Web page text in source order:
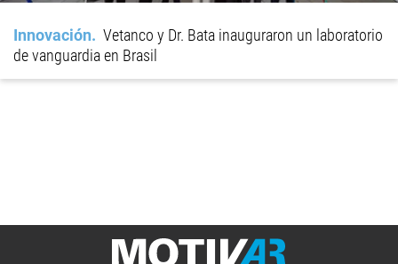
Innovación
Vetanco y Dr. Bata inauguraron un laboratorio
de vanguardia en Brasil